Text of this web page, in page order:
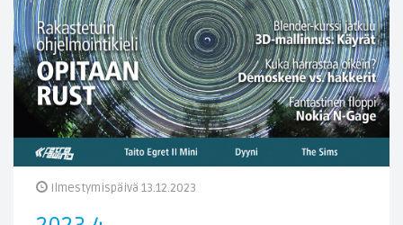
Ilmestymispäivä 13.12.2023